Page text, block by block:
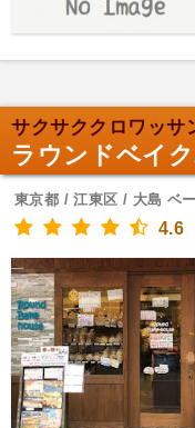
サクサククロワッサ
ラウンドベイ
東京都 / 江東区 / 大島 ベ
4.6